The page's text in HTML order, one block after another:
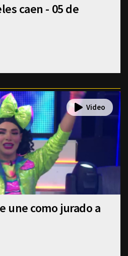
caen - 05 de
une como jurado a